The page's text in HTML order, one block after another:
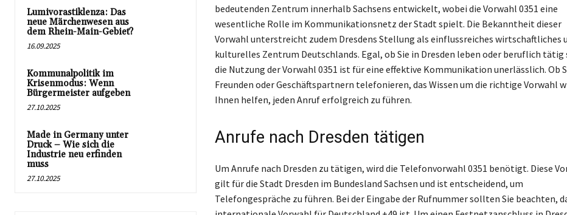
Lumivorastiklenza: Das
neue Märchenwesen aus
dem Rhein-Main-Gebiet?
16.09.2025
Kommunalpolitik im
Krisenmodus: Wenn
Bürgermeister aufgeben
27.10.2025
Made in Germany unter
Druck – Wie sich die
Industrie neu erfinden
muss
27.10.2025
bedeutenden Zentrum innerhalb Sachsens entwickelt, wobei die Vorwahl 0351 eine
wesentliche Rolle im Kommunikationsnetz der Stadt spielt. Die Bekanntheit dieser
Vorwahl unterstreicht zudem Dresdens Stellung als einflussreiches wirtschaftliches
kulturelles Zentrum Deutschlands. Egal, ob Sie in Dresden leben oder beruflich tätig
die Nutzung der Vorwahl 0351 ist für eine effektive Kommunikation unerlässlich. Ob
Freunden oder Geschäftspartnern telefonieren, das Wissen um die richtige Vorwahl
Ihnen helfen, jeden Anruf erfolgreich zu führen.
Anrufe nach Dresden tätigen
Um Anrufe nach Dresden zu tätigen, wird die Telefonvorwahl 0351 benötigt. Diese
gilt für die Stadt Dresden im Bundesland Sachsen und ist entscheidend, um
Telefongespräche zu führen. Bei der Eingabe der Rufnummer sollten Sie beachten,